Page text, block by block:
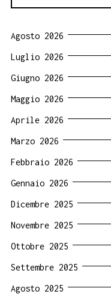
Agosto 2026
Luglio 2026
Giugno 2026
Maggio 2026
Aprile 2026
Marzo 2026
Febbraio 2026
Gennaio 2026
Dicembre 2025
Novembre 2025
Ottobre 2025
Settembre 2025
Agosto 2025